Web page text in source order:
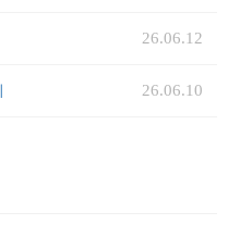
26.06.12
26.06.10